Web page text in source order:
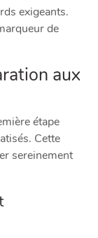
exigeants.
de
aux
étape
Cette
sereinement